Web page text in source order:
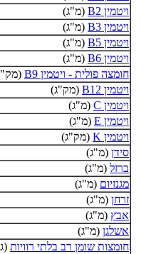
ויטמין B2
(מ"ג)
ויטמין B3
(מ"ג)
ויטמין B5
(מ"ג)
ויטמין B6
(מ"ג)
חומצה פולית - ויטמין B9
ויטמין B12
(מק"ג)
ויטמין C
(מ"ג)
ויטמין E
(מ"ג)
ויטמין K
(מק"ג)
סידן (מ"ג)
ברזל (מ"ג)
מגנזיום (מ"ג)
זרחן (מ"ג)
אבץ (מ"ג)
אשלגן (מ"ג)
חומצות שומן רב בלתי רוויות